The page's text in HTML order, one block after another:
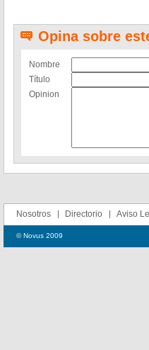
Opina sobre
Nombre
Título
Opinion
Nosotros Directorio Aviso
© Novus 2009